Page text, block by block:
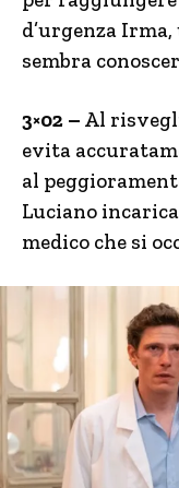
d’urgenza
sembra
3×02 – Al
evita
al
Luciano
medico che si